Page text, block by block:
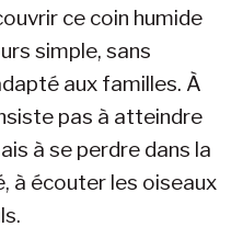
ce coin humide
simple, sans
aux familles. À
pas à atteindre
à se perdre dans la
à écouter les oiseaux